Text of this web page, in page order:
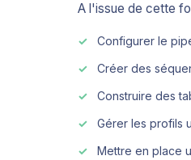
A l'issue de cette
Configurer le
Créer des
Construire des
Gérer les profils
Mettre en place